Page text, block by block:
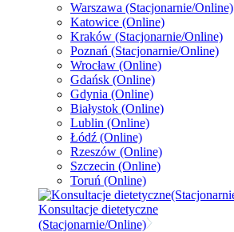
Warszawa (Stacjonarnie/Online)
Katowice (Online)
Kraków (Stacjonarnie/Online)
Poznań (Stacjonarnie/Online)
Wrocław (Online)
Gdańsk (Online)
Gdynia (Online)
Białystok (Online)
Lublin (Online)
Łódź (Online)
Rzeszów (Online)
Szczecin (Online)
Toruń (Online)
Konsultacje dietetyczne
(Stacjonarnie/Online)